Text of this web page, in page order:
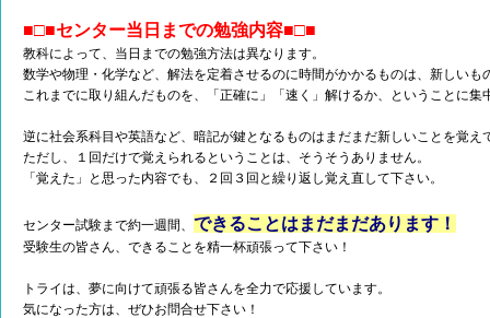
■□■センター当日までの勉強内容■□■
教科によって、当日までの勉強方法は異なります。
数学や物理・化学など、解法を定着させるのに時間がかかるものは、新しい
これまでに取り組んだものを、「正確に」「速く」解けるか、ということに集
逆に社会系科目や英語など、暗記が鍵となるものはまだまだ新しいことを覚え
ただし、１回だけで覚えられるということは、そうそうありません。
「覚えた」と思った内容でも、２回３回と繰り返し覚え直して下さい。
センター試験まで約一週間、 できることはまだまだあります！
受験生の皆さん、できることを精一杯頑張って下さい！
トライは、夢に向けて頑張る皆さんを全力で応援しています。
気になった方は、ぜひお問合せ下さい！